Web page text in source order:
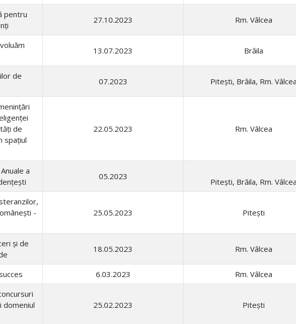
pentru
27.10.2023 Rm. Vâlcea
13.07.2023 Brăila
de
07.2023 Pitești, Brăila, Rm.
de
spațiul
22.05.2023 Rm. Vâlcea
a
05.2023
Pitești, Brăila, Rm.
-
25.05.2023 Pitești
și de
18.05.2023 Rm. Vâlcea
6.03.2023
Rm. Vâlcea
domeniul
25.02.2023 Pitești